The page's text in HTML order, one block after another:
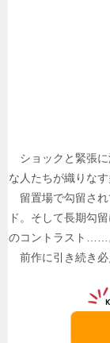
ショックと緊張に
な人たちが織りな
留置場で勾留され
ド。そして長期勾
のコントラスト……
前作に引き続き必